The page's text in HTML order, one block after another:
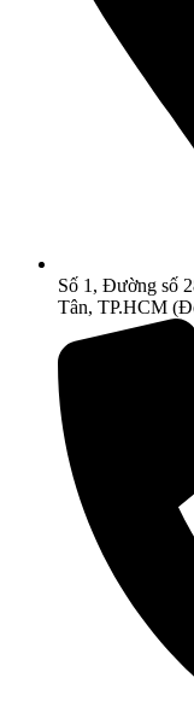
Số 1, Đường số
Tân, TP.HCM